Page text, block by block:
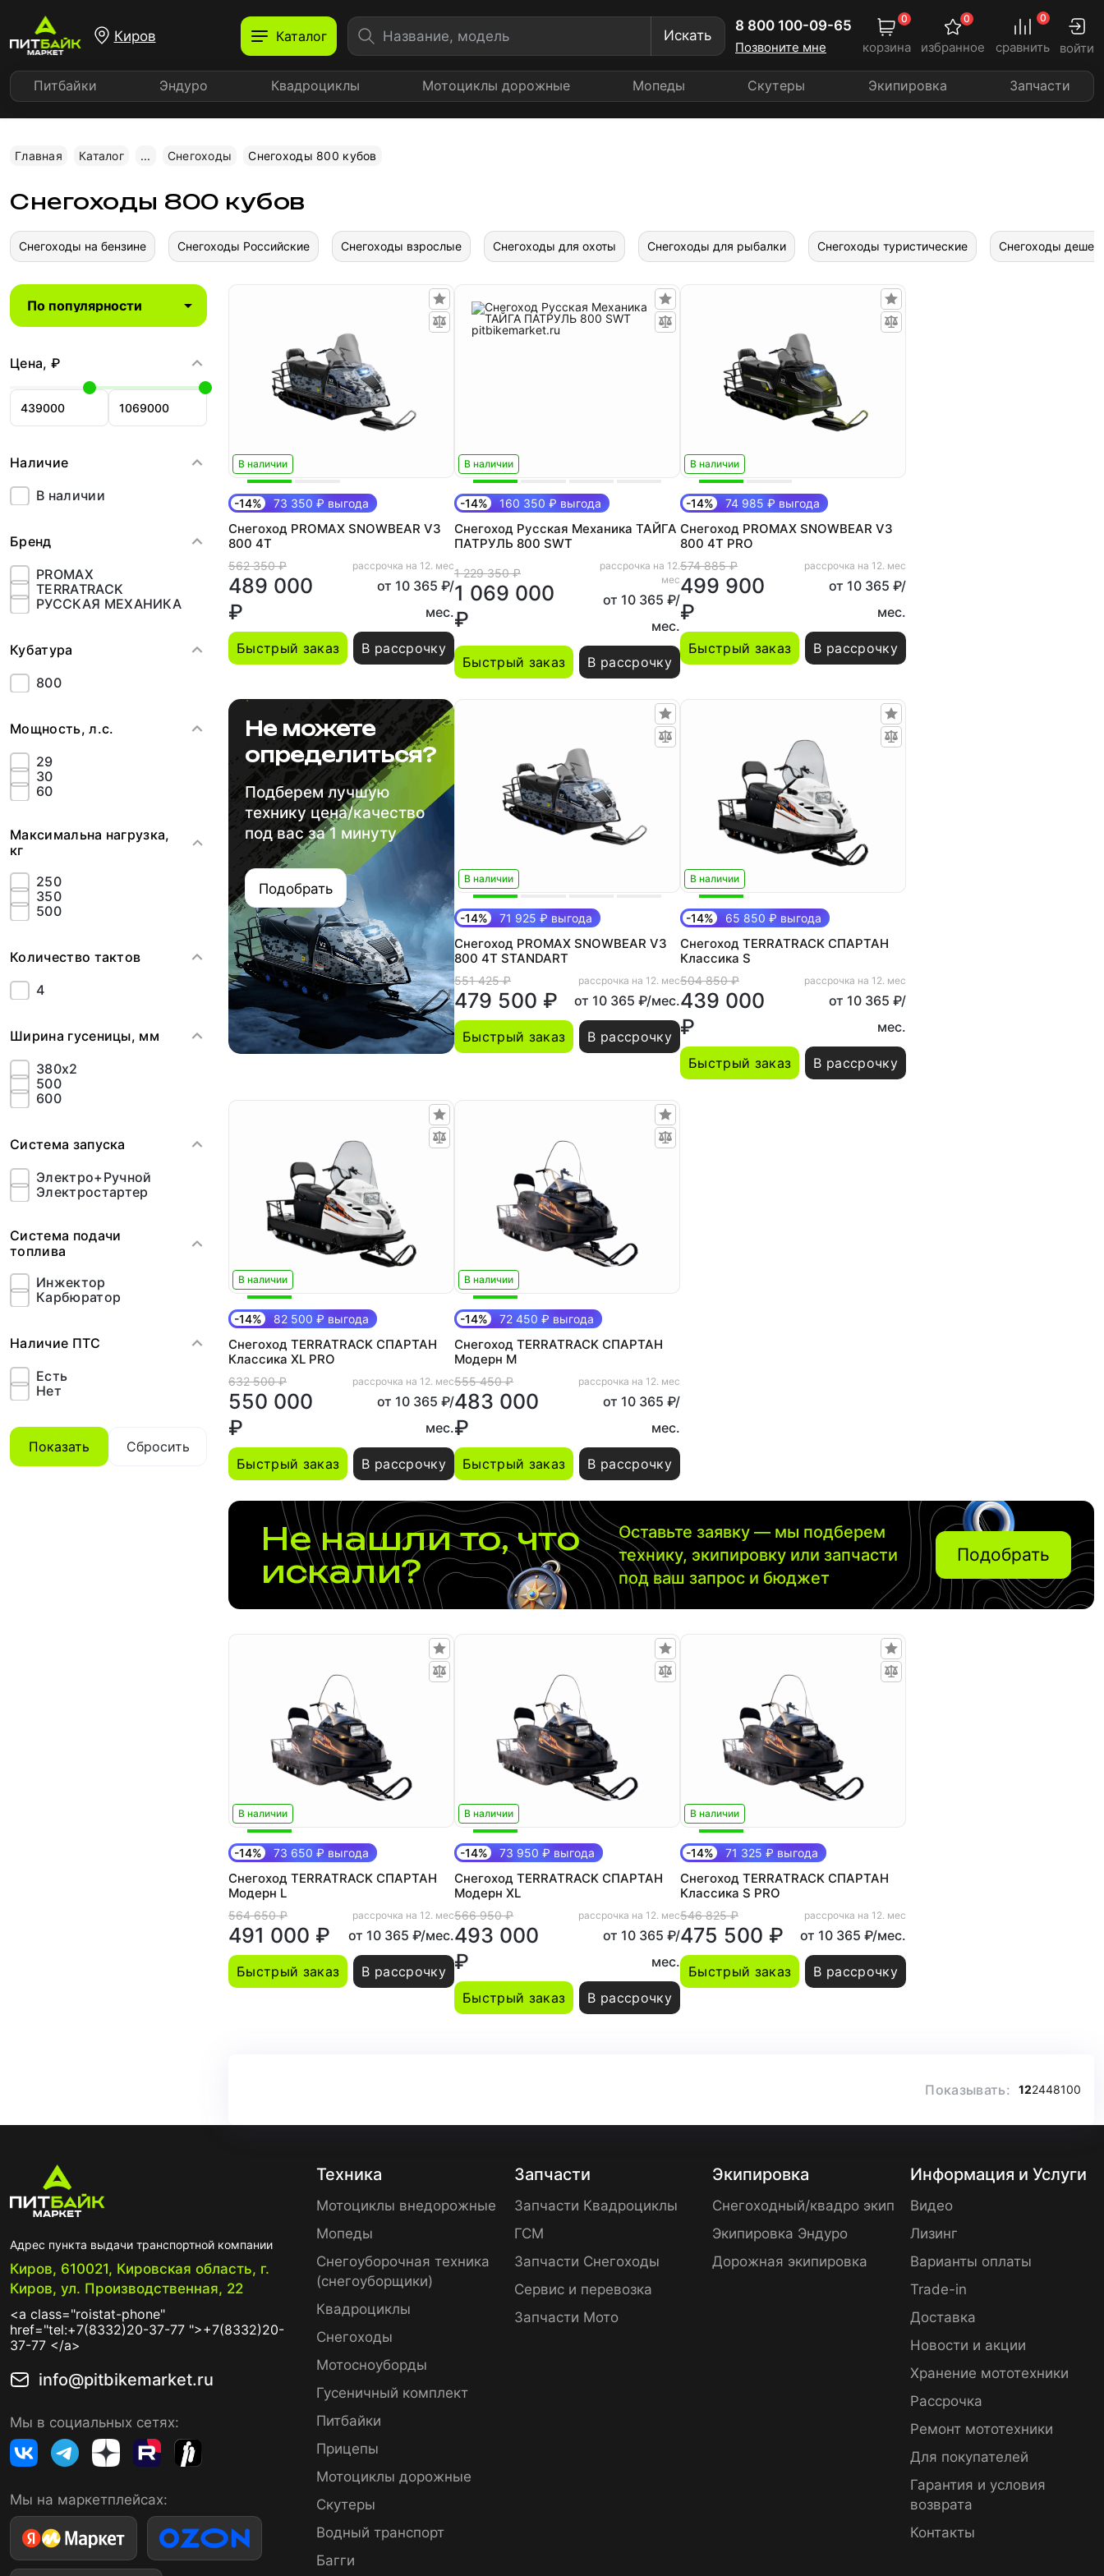
Киров Каталог Искать
8 800 100-09-65
Позвоните мне корзина
0
избранное
0
сравнить
0
войти
Питбайки Эндуро Квадроциклы Мотоциклы дорожные Мопеды Скутеры Экипировка Запчасти
Главная Каталог ... Снегоходы Снегоходы 800 кубов
Снегоходы 800 кубов
Снегоходы на бензине Снегоходы Российские Снегоходы взрослые Снегоходы для охоты Снегоходы для рыбалки Снегоходы туристические Снегоходы
Цена, ₽
Наличие
В наличии
Бренд
PROMAX
TERRATRACK
РУССКАЯ МЕХАНИКА
Кубатура
800
Мощность, л.с.
29
30
60
Максимальна нагрузка,
кг
250
350
500
Количество тактов
4
Ширина гусеницы, мм
380х2
500
600
Система запуска
Электро+Ручной
Электростартер
Система подачи
топлива
Инжектор
Карбюратор
Наличие ПТС
Есть
Нет
Показать Сбросить
В наличии
-14% 73 350 ₽ выгода
Снегоход PROMAX SNOWBEAR V3
800 4T
562 350 ₽
489 000
₽
рассрочка на 12. мес
от 10 365 ₽/
мес.
Быстрый заказ В рассрочку
В наличии
-14% 160 350 ₽ выгода
Снегоход Русская Механика ТАЙГА
ПАТРУЛЬ 800 SWT
1 229 350 ₽
1 069 000
₽
рассрочка на 12.
мес
от 10 365 ₽/
мес.
Быстрый заказ В рассрочку
В наличии
-14% 74 985 ₽ выгода
Снегоход PROMAX SNOWBEAR V3
800 4T PRO
574 885 ₽
499 900
₽
рассрочка на 12. мес
от 10 365 ₽/
мес.
Быстрый заказ В рассрочку
Не можете
определиться?
Подберем лучшую
технику цена/качество
под вас за 1 минуту
Подобрать
В наличии
-14% 71 925 ₽ выгода
Снегоход PROMAX SNOWBEAR V3
800 4T STANDART
551 425 ₽
479 500 ₽
рассрочка на 12. мес
от 10 365 ₽/мес.
Быстрый заказ В рассрочку
В наличии
-14% 65 850 ₽ выгода
Снегоход TERRATRACK СПАРТАН
Классика S
504 850 ₽
439 000
₽
рассрочка на 12. мес
от 10 365 ₽/
мес.
Быстрый заказ В рассрочку
В наличии
-14% 82 500 ₽ выгода
Снегоход TERRATRACK СПАРТАН
Классика XL PRO
632 500 ₽
550 000
₽
рассрочка на 12. мес
от 10 365 ₽/
мес.
Быстрый заказ В рассрочку
В наличии
-14% 72 450 ₽ выгода
Снегоход TERRATRACK СПАРТАН
Модерн M
555 450 ₽
483 000
₽
рассрочка на 12. мес
от 10 365 ₽/
мес.
Быстрый заказ В рассрочку
Не нашли то, что
искали?
Оставьте заявку — мы подберем
технику, экипировку или запчасти
под ваш запрос и бюджет
Подобрать
В наличии
-14% 73 650 ₽ выгода
Снегоход TERRATRACK СПАРТАН
Модерн L
564 650 ₽
491 000 ₽
рассрочка на 12. мес
от 10 365 ₽/мес.
Быстрый заказ В рассрочку
В наличии
-14% 73 950 ₽ выгода
Снегоход TERRATRACK СПАРТАН
Модерн XL
566 950 ₽
493 000
₽
рассрочка на 12. мес
от 10 365 ₽/
мес.
Быстрый заказ В рассрочку
В наличии
-14% 71 325 ₽ выгода
Снегоход TERRATRACK СПАРТАН
Классика S PRO
546 825 ₽
475 500 ₽
рассрочка на 12. мес
от 10 365 ₽/мес.
Быстрый заказ В рассрочку
Показывать: 122448100
Адрес пункта выдачи транспортной компании
Киров, 610021, Кировская область, г.
Киров, ул. Производственная, 22
<a class="roistat-phone"
href="tel:+7(8332)20-37-77 ">+7(8332)20-
37-77 </a>
info@pitbikemarket.ru
Мы в социальных сетях:
Мы на маркетплейсах:
Техника
Мотоциклы внедорожные
Мопеды
Снегоуборочная техника
(снегоуборщики)
Квадроциклы
Снегоходы
Мотосноуборды
Гусеничный комплект
Питбайки
Прицепы
Мотоциклы дорожные
Скутеры
Водный транспорт
Багги
Запчасти
Запчасти Квадроциклы
ГСМ
Запчасти Снегоходы
Сервис и перевозка
Запчасти Мото
Экипировка
Снегоходный/квадро экип
Экипировка Эндуро
Дорожная экипировка
Информация и Услуги
Видео
Лизинг
Варианты оплаты
Trade-in
Доставка
Новости и акции
Хранение мототехники
Рассрочка
Ремонт мототехники
Для покупателей
Гарантия и условия
возврата
Контакты